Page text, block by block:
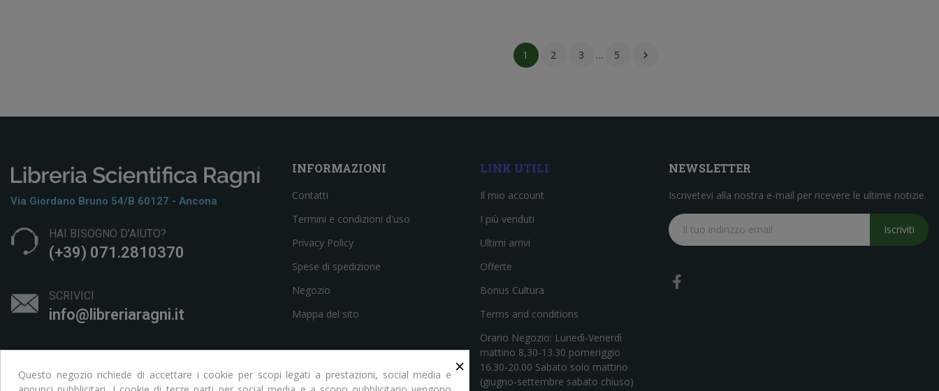
1 2 3 … 5 
Via Giordano Bruno 54/b 60127 - Ancona
HAI BISOGNO D'AIUTO?
(+39) 071.2810370
SCRIVICI
info@libreriaragni.it
INFORMAZIONI
Contatti
Termini e condizioni d'uso
Privacy Policy
Spese di spedizione
Negozio
Mappa del sito
LINK UTILI
Il mio account
I più venduti
Ultimi arrivi
Offerte
Bonus Cultura
Terms and conditions
Orario Negozio: Lunedì-Venerdì
mattino 8,30-13.30 pomeriggio
16.30-20.00 Sabato solo mattino
(giugno-settembre sabato chiuso)
NEWSLETTER
Iscrivetevi alla nostra e-mail per ricevere le ultime notizie.
Iscriviti
×
Questo negozio richiede di accettare i cookie per scopi legati a prestazioni, social media e